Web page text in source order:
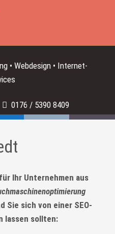
• Webdesign • Internet-
0176 / 5390 8409
Ihr Unternehmen aus
Sie sich von einer SEO-
lassen sollten: